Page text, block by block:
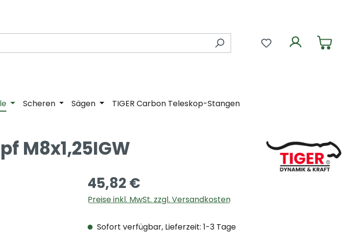
Du hast 0
Scheren Sägen TIGER Carbon Teleskop-Stangen
M8x1,25IGW
45,82 €
Preise inkl. MwSt. zzgl. Versandkosten
Sofort verfügbar, Lieferzeit: 1-3 Tage